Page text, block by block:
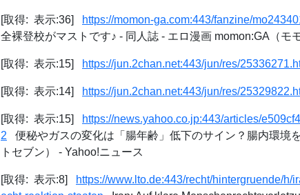
[取得: 表示:36] https://momon-ga.com:443/fanzine/
全裸登校がマストです♪ - 同人誌 - エロ漫画 momon:GA（モ
[取得: 表示:15] https://jun.2chan.net:443/jun/res/
[取得: 表示:14] https://jun.2chan.net:443/jun/res/
[取得: 表示:15]
https://news.yahoo.co.jp:443/articles/
2 便秘やガスの変化は「腸年齢」低下のサイン？腸内環境
トセブン） - Yahoo!ニュース
[取得: 表示:8]
https://www.lto.de:443/recht/hintergruende/